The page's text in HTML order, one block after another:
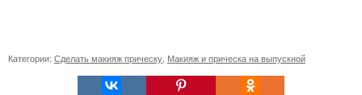
Категории: Сделать макияж прическу Макияж и прическа на выпускной